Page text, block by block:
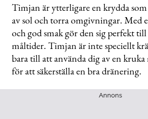
Timjan är ytterligare en krydda
av sol och torra omgivningar. Med
och god smak gör den sig perfekt
måltider. Timjan är inte speciellt
bara till att använda dig av en
för att säkerställa en bra dränering.
Annons